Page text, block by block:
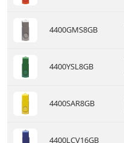
4400GMS8GB
4400YSL8GB
4400SAR8GB
4400LCV16GB